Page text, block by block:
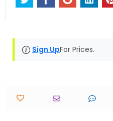
Sign UpFor Prices.